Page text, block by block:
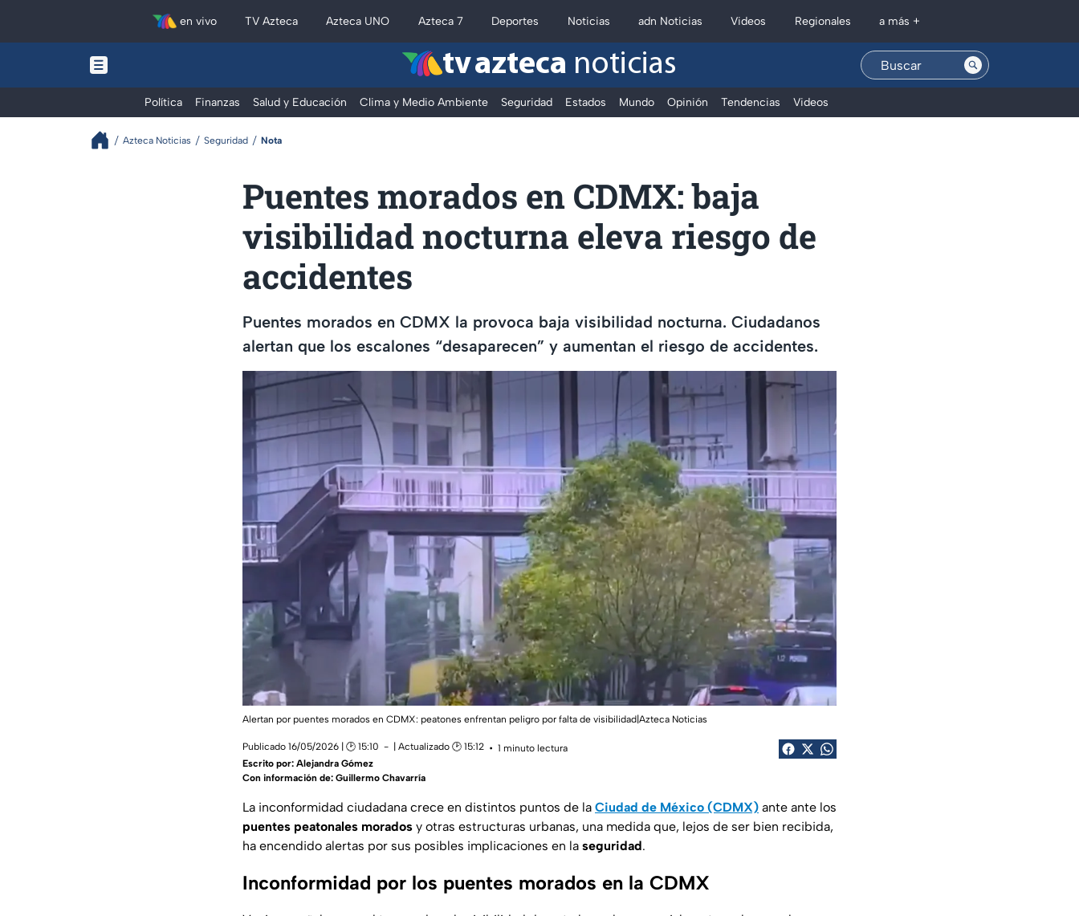
en vivo TV Azteca Azteca UNO Azteca 7 Deportes Noticias adn Noticias Videos Regionales a más +
tv azteca noticias
Política Finanzas Salud y Educación Clima y Medio Ambiente Seguridad Estados Mundo Opinión Tendencias Videos
Azteca Noticias Seguridad Nota
Puentes morados en CDMX: baja
visibilidad nocturna eleva riesgo de
accidentes
Puentes morados en CDMX la provoca baja visibilidad nocturna. Ciudadanos
alertan que los escalones “desaparecen” y aumentan el riesgo de accidentes.
Alertan por puentes morados en CDMX: peatones enfrentan peligro por falta de visibilidad|Azteca Noticias
Publicado 16/05/2026 | 🕑 15:10 | Actualizado 🕑 15:12
1 minuto lectura
Escrito por: Alejandra Gómez
Con información de: Guillermo Chavarría
La inconformidad ciudadana crece en distintos puntos de la Ciudad de México (CDMX) ante ante los
puentes peatonales morados y otras estructuras urbanas, una medida que, lejos de ser bien recibida,
ha encendido alertas por sus posibles implicaciones en la seguridad.
Inconformidad por los puentes morados en la CDMX